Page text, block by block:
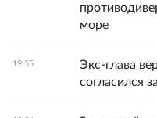
море
19:55
Экс-глава
согласился